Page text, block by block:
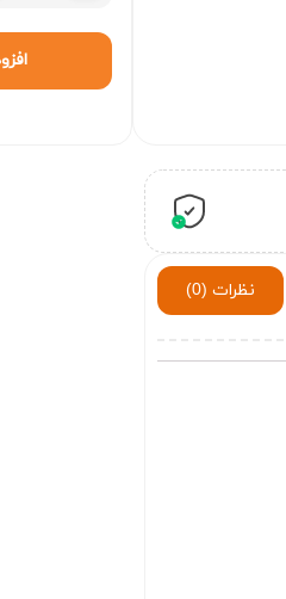
نظرات (0)